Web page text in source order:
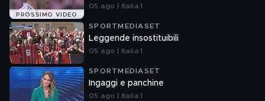
PROSSIMO VIDEO
05 ago | Italia 1
SPORTMEDIASET
Leggende insostituibili
05 ago | Italia 1
SPORTMEDIASET
Ingaggi e panchine
05 ago | Italia 1